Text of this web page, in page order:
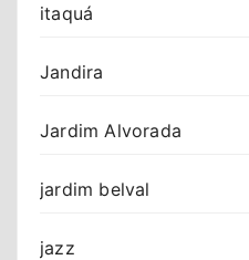
itaquá
Jandira
Jardim Alvorada
jardim belval
jazz